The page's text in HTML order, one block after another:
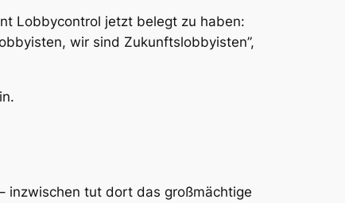
Lobbycontrol jetzt belegt zu haben:
wir sind Zukunftslobbyisten”,
inzwischen tut dort das großmächtige